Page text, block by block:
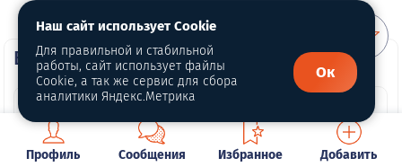
ВИП недвижимость
Профиль Сообщения Избранное Добавить
Наш сайт использует Cookie
Для правильной и стабильной
работы, сайт использует файлы
Cookie, а так же сервис для сбора
аналитики Яндекс.Метрика
Ок